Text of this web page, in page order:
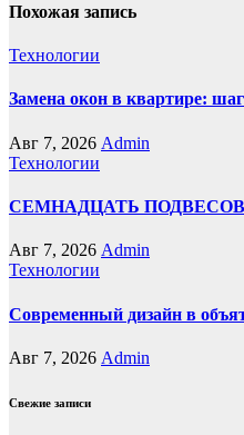
Похожая запись
Технологии
Замена окон в квартире:
Авг 7, 2026 Admin
Технологии
СЕМНАДЦАТЬ
Авг 7, 2026 Admin
Технологии
Современный дизайн в
Авг 7, 2026 Admin
Свежие записи